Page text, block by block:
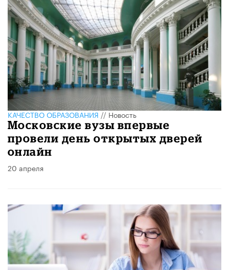
КАЧЕСТВО ОБРАЗОВАНИЯ//Новость
Московские вузы впервые
провели день открытых дверей
онлайн
20 апреля